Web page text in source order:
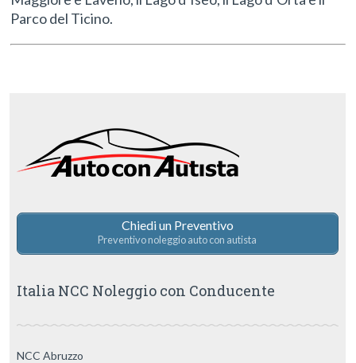
Parco del Ticino.
Chiedi un Preventivo
Preventivo noleggio auto con autista
Italia NCC Noleggio con Conducente
NCC Abruzzo